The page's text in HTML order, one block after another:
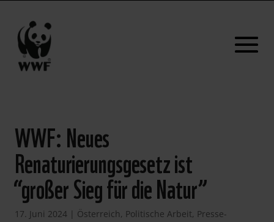
WWF: Neues
Renaturierungsgesetz ist
“großer Sieg für die Natur”
17. Juni 2024| Österreich, Politische Arbeit, Presse-